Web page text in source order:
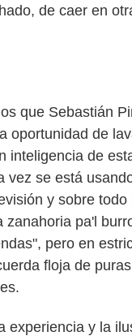
de caer en
que Sebastián
oportunidad de
inteligencia de
vez se está
y sobre todo
zanahoria pa'l
pero en
floja de
experiencia y la